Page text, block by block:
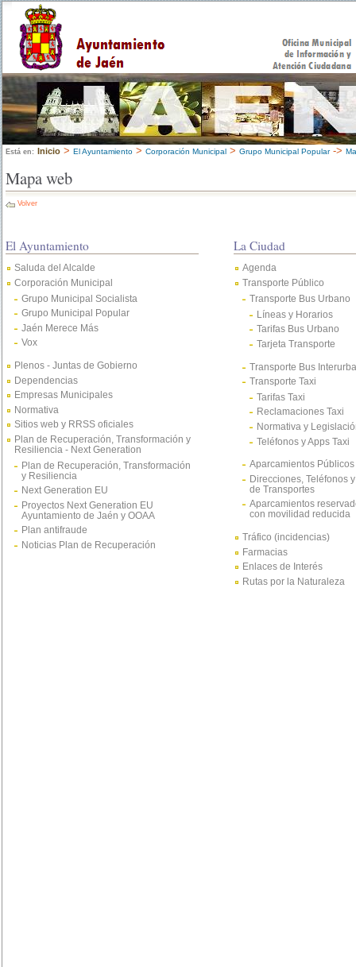
Está en: Inicio > El Ayuntamiento > Corporación Municipal > Grupo Municipal Popular->
Mapa web
Volver
El Ayuntamiento
Saluda del Alcalde
Corporación Municipal
Grupo Municipal Socialista
Grupo Municipal Popular
Jaén Merece Más
Vox
Plenos - Juntas de Gobierno
Dependencias
Empresas Municipales
Normativa
Sitios web y RRSS oficiales
Plan de Recuperación, Transformación y
Resiliencia - Next Generation
Plan de Recuperación, Transformación
y Resiliencia
Next Generation EU
Proyectos Next Generation EU
Ayuntamiento de Jaén y OOAA
Plan antifraude
Noticias Plan de Recuperación
La Ciudad
Agenda
Transporte Público
Transporte Bus Urbano
Líneas y Horarios
Tarifas Bus Urbano
Tarjeta Transporte
Transporte Bus
Transporte Taxi
Tarifas Taxi
Reclamaciones Taxi
Normativa y
Teléfonos y Apps Taxi
Aparcamientos Públicos
Direcciones, Teléfonos
de Transportes
Aparcamientos
con movilidad reducida
Tráfico (incidencias)
Farmacias
Enlaces de Interés
Rutas por la Naturaleza